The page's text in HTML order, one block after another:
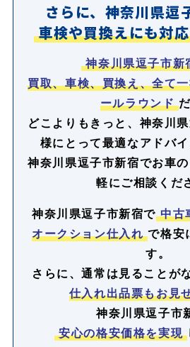
さらに、神奈川県逗
車検や買換えにも対
神奈川県逗子市新
買取、車検、買換え、全て
ールラウンド
どこよりもきっと、神奈川
様にとって最適なアドバイ
神奈川県逗子市新宿でお車
軽にご相談くだ
神奈川県逗子市新宿で 中古
オークション仕入れ で格安
す。
さらに、通常は見ることが
仕入れ出品票もお見
神奈川県逗子市
安心の格安価格を実現